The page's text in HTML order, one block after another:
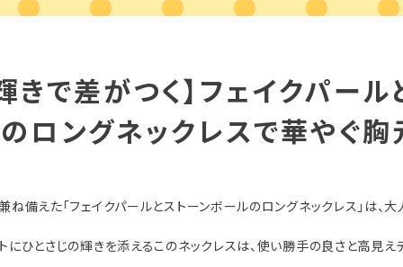
きで差がつく】フェイクパール
ロングネックレスで華やぐ
ね備えた「フェイクパールとストーンボールのロングネックレス」は、
にひとさじの輝きを添えるこのネックレスは、使い勝手の良さと高見